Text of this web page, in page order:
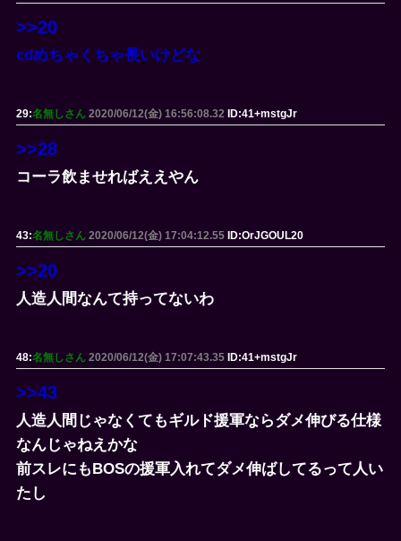
>>20
cdめちゃくちゃ長いけどな
29:名無しさん 2020/06/12(金) 16:56:08.32 ID:41+mstgJr
>>28
コーラ飲ませればええやん
43:名無しさん 2020/06/12(金) 17:04:12.55 ID:OrJGOUL20
>>20
人造人間なんて持ってないわ
48:名無しさん 2020/06/12(金) 17:07:43.35 ID:41+mstgJr
>>43
人造人間じゃなくてもギルド援軍ならダメ伸びる仕様
なんじゃねえかな
前スレにもBOSの援軍入れてダメ伸ばしてるって人い
たし